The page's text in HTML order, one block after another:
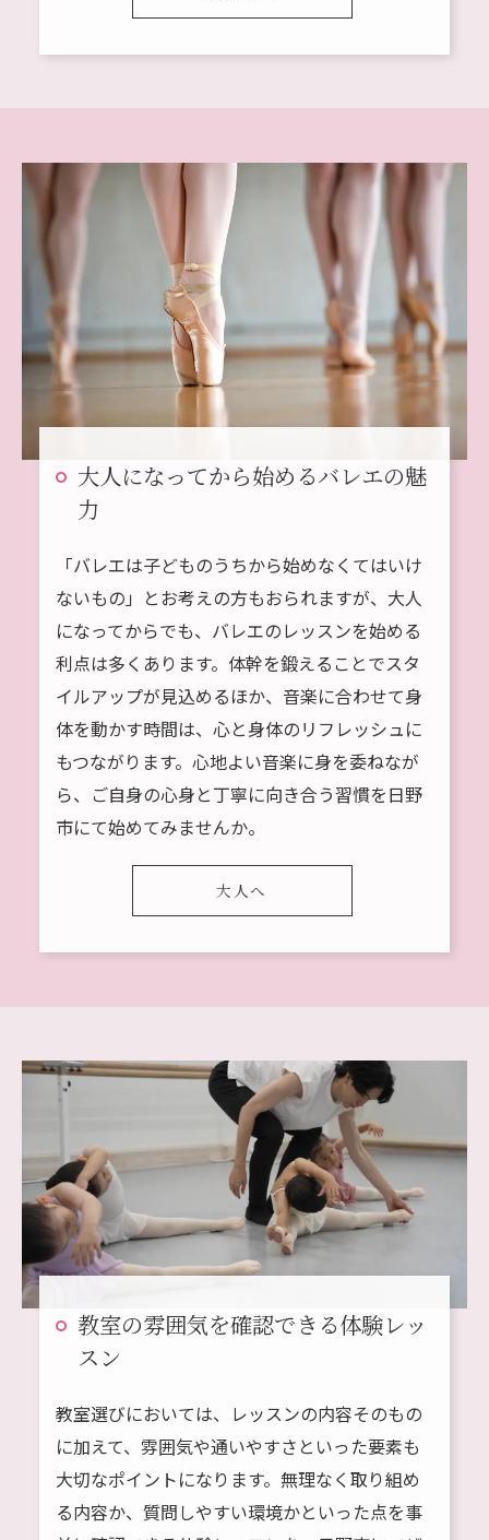
大人になってから始めるバレエの魅
力
「バレエは子どものうちから始めなくてはいけ
ないもの」とお考えの方もおられますが、大人
になってからでも、バレエのレッスンを始める
利点は多くあります。体幹を鍛えることでスタ
イルアップが見込めるほか、音楽に合わせて身
体を動かす時間は、心と身体のリフレッシュに
もつながります。心地よい音楽に身を委ねなが
ら、ご自身の心身と丁寧に向き合う習慣を日野
市にて始めてみませんか。
大人へ
教室の雰囲気を確認できる体験レッ
スン
教室選びにおいては、レッスンの内容そのもの
に加えて、雰囲気や通いやすさといった要素も
大切なポイントになります。無理なく取り組め
る内容か、質問しやすい環境かといった点を事